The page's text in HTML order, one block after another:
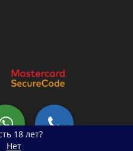
18 лет?
Нет